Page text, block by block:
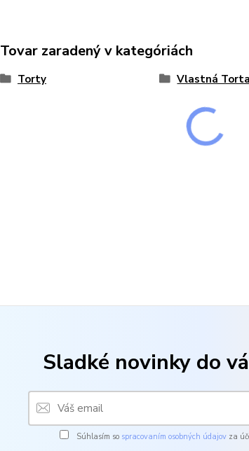
Tovar zaradený v kategóriách
Torty Vlastná Torta
Sladké novinky do
Súhlasím so spracovaním osobných údajovza